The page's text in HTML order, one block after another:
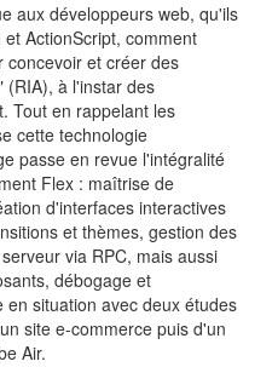
aux développeurs web, qu'ils
ActionScript, comment
concevoir et créer des
(RIA), à l'instar des
Tout en rappelant les
cette technologie
passe en revue l'intégralité
Flex : maîtrise de
d'interfaces interactives
et thèmes, gestion des
via RPC, mais aussi
débogage et
situation avec deux études
site e-commerce puis d'un
Air.